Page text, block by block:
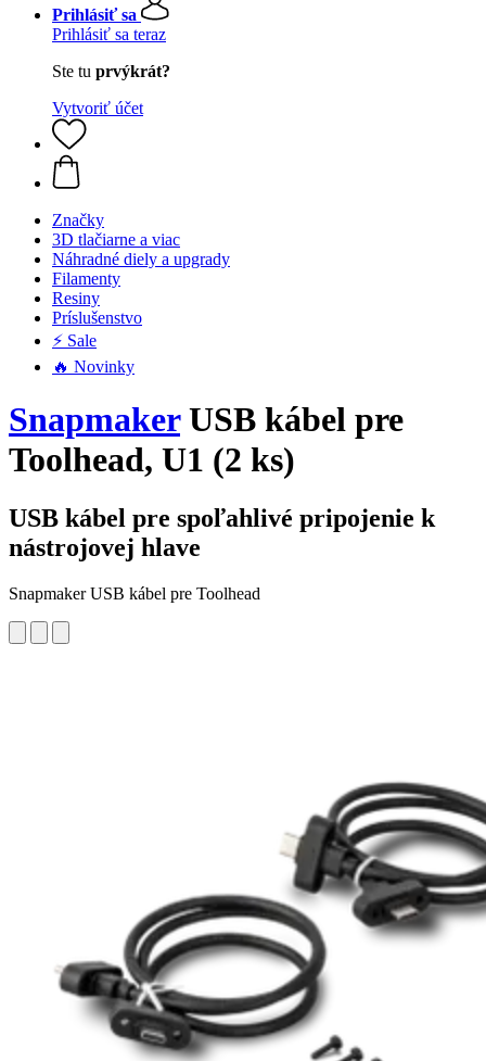
Prihlásiť sa
Prihlásiť sa teraz
Ste tu prvýkrát?
Vytvoriť účet
Značky
3D tlačiarne a viac
Náhradné diely a upgrady
Filamenty
Resiny
Príslušenstvo
⚡ Sale
🔥 Novinky
SnapmakerUSB kábel pre
Toolhead, U1 (2 ks)
USB kábel pre spoľahlivé pripojenie k
nástrojovej hlave
Snapmaker USB kábel pre Toolhead